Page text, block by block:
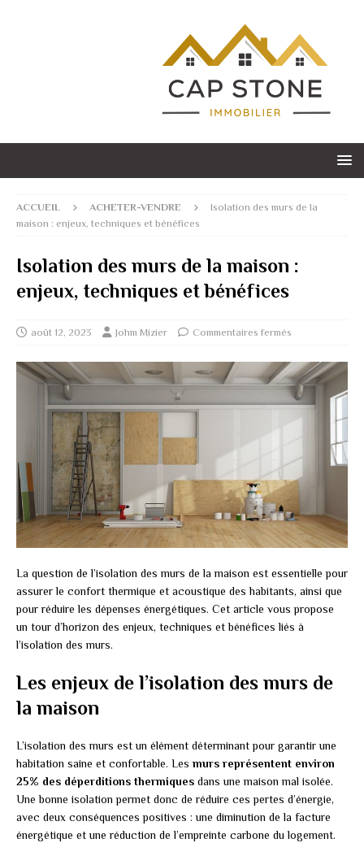
ACCUEIL ACHETER-VENDRE
Isolation des murs de la
maison : enjeux, techniques et bénéfices
Isolation des murs de la maison :
enjeux, techniques et bénéfices
août 12, 2023 Johm Mizier Commentaires fermés
La question de l’isolation des murs de la maison est essentielle pour
assurer le confort thermique et acoustique des habitants, ainsi que
pour réduire les dépenses énergétiques. Cet article vous propose
un tour d’horizon des enjeux, techniques et bénéfices liés à
l’isolation des murs.
Les enjeux de l’isolation des murs de
la maison
L’isolation des murs est un élément déterminant pour garantir une
habitation saine et confortable. Les murs représentent environ
25% des déperditions thermiques dans une maison mal isolée.
Une bonne isolation permet donc de réduire ces pertes d’énergie,
avec deux conséquences positives : une diminution de la facture
énergétique et une réduction de l’empreinte carbone du logement.